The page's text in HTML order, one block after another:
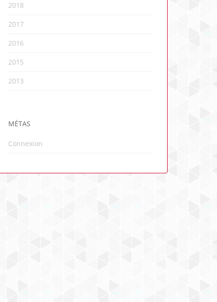
2018
2017
2016
2015
2013
MÉTAS
Connexion